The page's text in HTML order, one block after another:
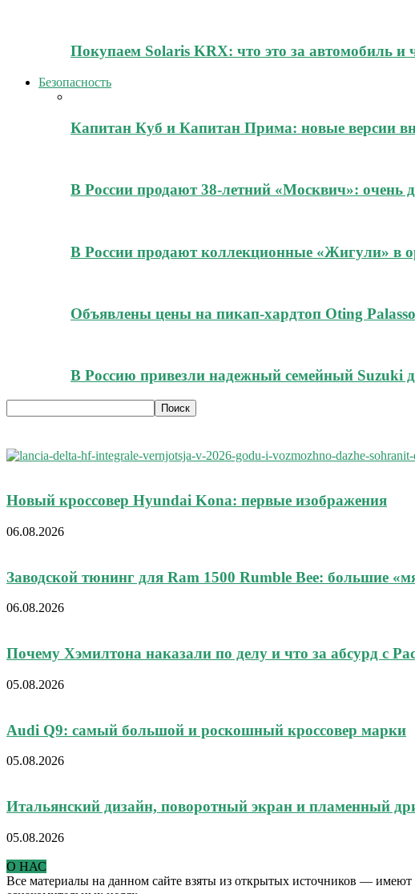
Покупаем Solaris KRX: что это за автомобиль и
Безопасность
Капитан Куб и Капитан Прима: новые версии
В России продают 38-летний «Москвич»: очень
В России продают коллекционные «Жигули» в
Объявлены цены на пикап-хардтоп Oting
В Россию привезли надежный семейный Suzuki
Новый кроссовер Hyundai Kona: первые изображения
06.08.2026
Заводской тюнинг для Ram 1500 Rumble Bee: большие
06.08.2026
Почему Хэмилтона наказали по делу и что за абсурд с
05.08.2026
Audi Q9: самый большой и роскошный кроссовер марки
05.08.2026
Итальянский дизайн, поворотный экран и пламенный
05.08.2026
О НАС
Все материалы на данном сайте взяты из открытых источников —